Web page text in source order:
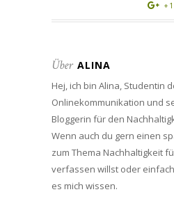
+1
Über ALINA
Hej, ich bin Alina, Studentin
Onlinekommunikation und
Bloggerin für den
Wenn auch du gern einen
zum Thema Nachhaltigkeit
verfassen willst oder
es mich wissen.